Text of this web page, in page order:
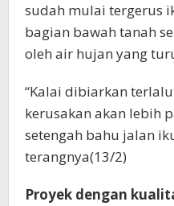
sudah mulai tergerus
bagian bawah tanah
oleh air hujan yang
“Kalai dibiarkan
kerusakan akan lebih
setengah bahu jalan
terangnya(13/2)
Proyek dengan